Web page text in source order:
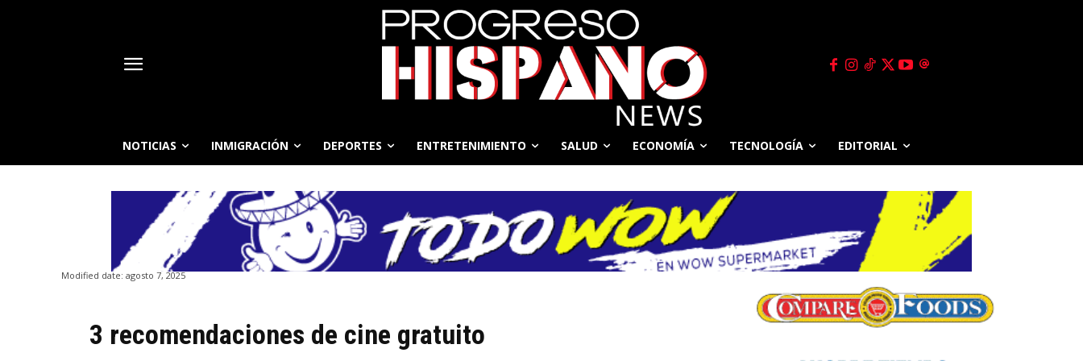
NOTICIAS INMIGRACIÓN DEPORTES ENTRETENIMIENTO SALUD ECONOMÍA TECNOLOGÍA EDITORIAL
Modified date: agosto 7, 2025
3 recomendaciones de cine gratuito